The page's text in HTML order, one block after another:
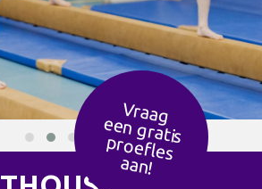
Vraag
een g
ratis
p
ro
efles
aan!